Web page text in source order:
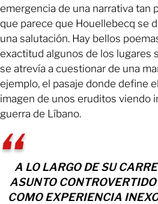
emergencia de una narrativa tan
que parece que Houellebecq se
una salutación. Hay bellos
exactitud algunos de los lugares
se atrevía a cuestionar de una
ejemplo, el pasaje donde define
imagen de unos eruditos viendo
guerra de Líbano.
A LO LARGO DE SU
ASUNTO
COMO EXPERIENCIA